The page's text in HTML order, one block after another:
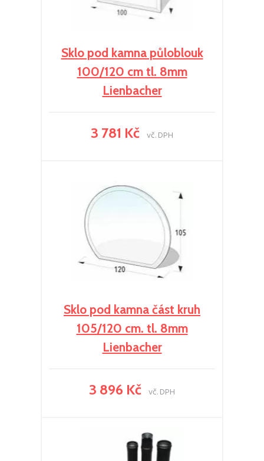
Sklo pod kamna půloblouk
100/120 cm tl. 8mm
Lienbacher
3 781 Kč vč. DPH
Sklo pod kamna část kruh
105/120 cm. tl. 8mm
Lienbacher
3 896 Kč vč. DPH